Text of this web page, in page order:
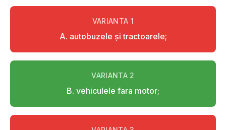
VARIANTA 1
A. autobuzele şi tractoarele;
VARIANTA 2
B. vehiculele fara motor;